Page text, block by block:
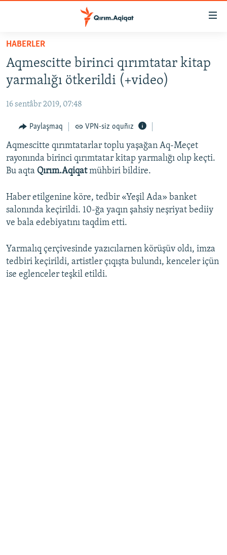
Esas
qaytmaq
Baş
navigatsiyağa
qaytmaq
qaytmaq
SİYASET
İQTİSADİYAT
CEMİYET
MEDENİYET
İNSAN AQLARI
VİDEO
BLOGLAR
FİKİR
Русский
Українською
HABERLER
Aqmescitte birinci qırımtatar kitap
yarmalığı ötkerildi (+video)
16 sentâbr 2019, 07:48
Paylaşmaq VPN-siz oquñız
Aqmescitte qırımtatarlar toplu yaşağan Aq-Meçet
rayonında birinci qırımtatar kitap yarmalığı olıp keçti.
Bu aqta Qırım.Aqiqatmühbiri bildire.
Haber etilgenine köre, tedbir «Yeşil Ada» banket
salonında keçirildi. 10-ğa yaqın şahsiy neşriyat bediiy
ve bala edebiyatını taqdim etti.
Yarmalıq çerçivesinde yazıcılarnen körüşüv oldı, imza
tedbiri keçirildi, artistler çıqışta bulundı, kenceler içün
ise eglenceler teşkil etildi.